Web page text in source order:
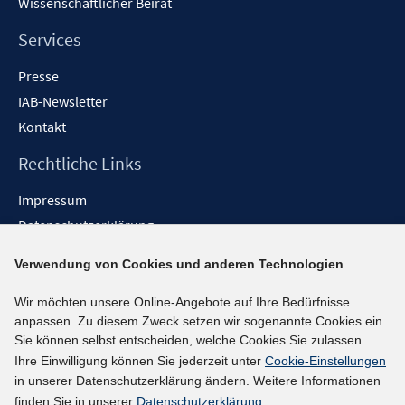
Services
Presse
IAB-Newsletter
Kontakt
Rechtliche Links
Impressum
Datenschutzerklärung
Barrieren melden
Social-Media-Kanäle
BlueSky
YouTube
LinkedIn
Verwendung von Cookies und anderen Technologien
Wir möchten unsere Online-Angebote auf Ihre Bedürfnisse
anpassen. Zu diesem Zweck setzen wir sogenannte Cookies ein.
Sie können selbst entscheiden, welche Cookies Sie zulassen.
Ihre Einwilligung können Sie jederzeit unter Cookie-Einstellungen
in unserer Datenschutzerklärung ändern. Weitere Informationen
finden Sie in unserer Datenschutzerklärung